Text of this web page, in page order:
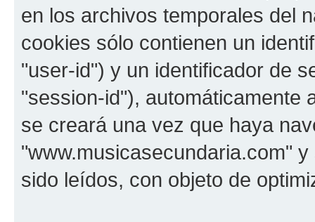
en los archivos temporales del
cookies sólo contienen un
"user-id") y un identificador de
"session-id"), automáticamente
se creará una vez que haya
"www.musicasecundaria.com"
sido leídos, con objeto de